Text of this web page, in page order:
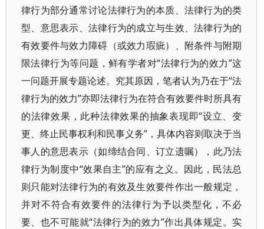
律行为部分通常讨论法律行为的本质、法律行为的类
型、意思表示、法律行为的成立与生效、法律行为的
有效要件与效力障碍（或效力瑕疵）、附条件与附期
限法律行为等问题，鲜有学者对“法律行为的效力”这
一问题开展专题论述。究其原因，笔者认为乃在于“法
律行为的效力”亦即法律行为在符合有效要件时所具有
的法律效果，此种法律效果的抽象表现即“设立、变
更、终止民事权利和民事义务”，具体内容则取决于当
事人的意思表示（如缔结合同、订立遗嘱），此乃法
律行为制度中“效果自主”的应有之义。因此，民法总
则只能对法律行为的有效及生效要件作出一般规定，
并对不符合有效要件的法律行为予以类型化，不必
要、也不可能就“法律行为的效力”作出具体规定。实